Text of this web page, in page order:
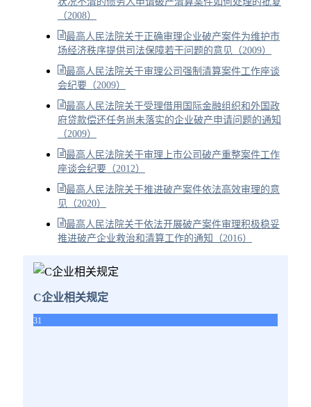
（2008）
最高人民法院关于正确审理企业破产案件为维护市
场经济秩序提供司法保障若干问题的意见（2009）
最高人民法院关于审理公司强制清算案件工作座谈
会纪要（2009）
最高人民法院关于受理借用国际金融组织和外国政
府贷款偿还任务尚未落实的企业破产申请问题的通知
（2009）
最高人民法院关于审理上市公司破产重整案件工作
座谈会纪要（2012）
最高人民法院关于推进破产案件依法高效审理的意
见（2020）
最高人民法院关于依法开展破产案件审理积极稳妥
推进破产企业救治和清算工作的通知（2016）
C企业相关规定
31